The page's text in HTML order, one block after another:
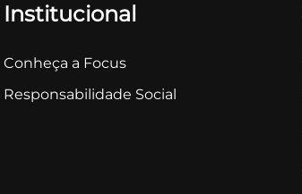
Institucional
Conheça a Focus
Responsabilidade Social